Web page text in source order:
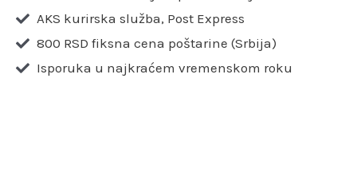
AKS kurirska služba, Post Express
800 RSD fiksna cena poštarine (Srbija)
Isporuka u najkraćem vremenskom roku